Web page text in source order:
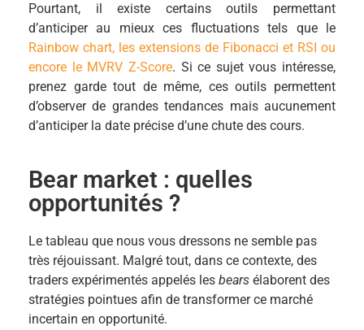
Pourtant, il existe certains outils permettant
d’anticiper au mieux ces fluctuations tels que le
Rainbow chart, les extensions de Fibonacci et RSI ou
encore le MVRV Z-Score. Si ce sujet vous intéresse,
prenez garde tout de même, ces outils permettent
d’observer de grandes tendances mais aucunement
d’anticiper la date précise d’une chute des cours.
Bear market : quelles
opportunités ?
Le tableau que nous vous dressons ne semble pas
très réjouissant. Malgré tout, dans ce contexte, des
traders expérimentés appelés les bears élaborent des
stratégies pointues afin de transformer ce marché
incertain en opportunité.